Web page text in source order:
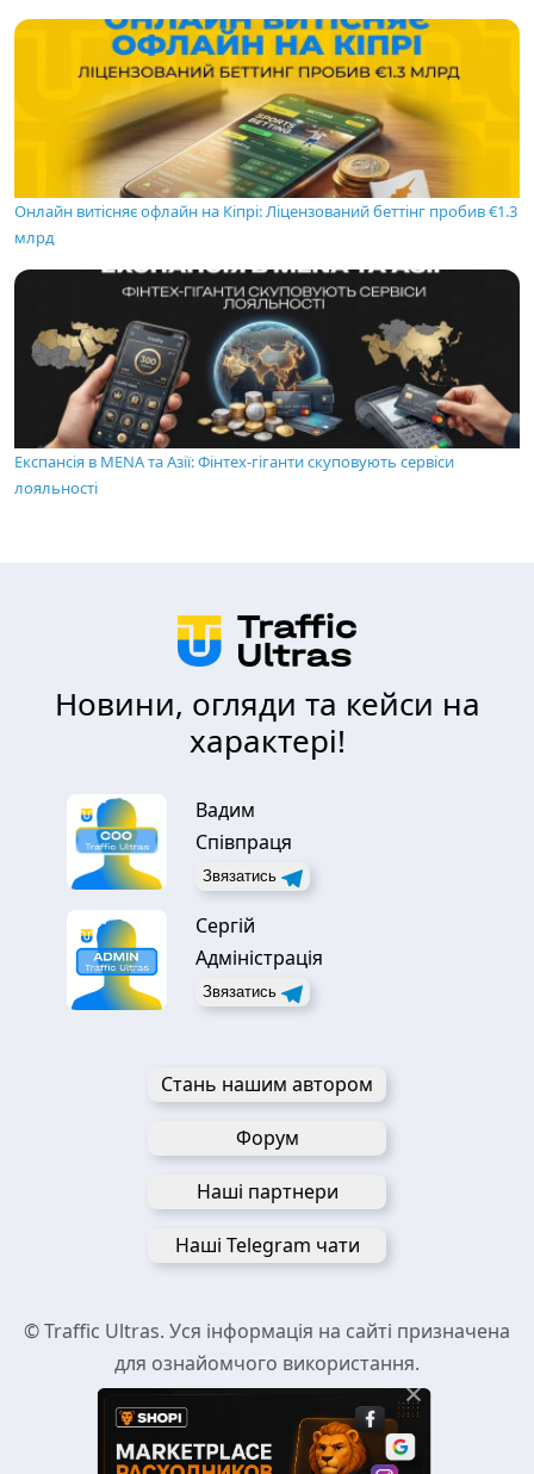
Онлайн витісняє офлайн на Кіпрі: Ліцензований беттінг пробив €1.3
млрд
Експансія в MENA та Азії: Фінтех-гіганти скуповують сервіси
лояльності
Новини, огляди та кейси на
характері!
Вадим
Співпраця
Звязатись
Сергій
Адміністрація
Звязатись
Стань нашим автором
Форум
Наші партнери
Наші Telegram чати
© Traffic Ultras. Уся інформація на сайті призначена
для ознайомчого використання.
×